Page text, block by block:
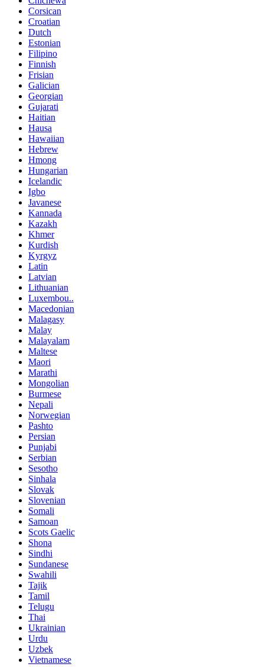
Corsican
Croatian
Dutch
Estonian
Filipino
Finnish
Frisian
Galician
Georgian
Gujarati
Haitian
Hausa
Hawaiian
Hebrew
Hmong
Hungarian
Icelandic
Igbo
Javanese
Kannada
Kazakh
Khmer
Kurdish
Kyrgyz
Latin
Latvian
Lithuanian
Luxembou..
Macedonian
Malagasy
Malay
Malayalam
Maltese
Maori
Marathi
Mongolian
Burmese
Nepali
Norwegian
Pashto
Persian
Punjabi
Serbian
Sesotho
Sinhala
Slovak
Slovenian
Somali
Samoan
Scots Gaelic
Shona
Sindhi
Sundanese
Swahili
Tajik
Tamil
Telugu
Thai
Ukrainian
Urdu
Uzbek
Vietnamese